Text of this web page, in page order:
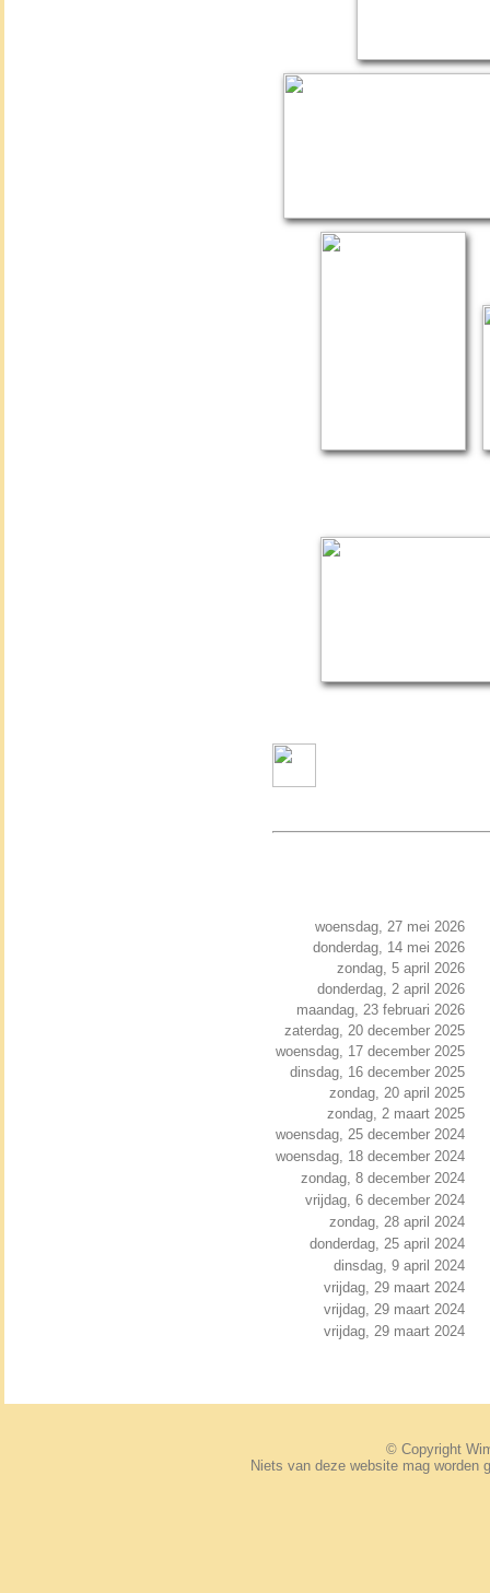
woensdag, 27 mei 2026
donderdag, 14 mei 2026
zondag, 5 april 2026
donderdag, 2 april 2026
maandag, 23 februari 2026
zaterdag, 20 december 2025
woensdag, 17 december 2025
dinsdag, 16 december 2025
zondag, 20 april 2025
zondag, 2 maart 2025
woensdag, 25 december 2024
woensdag, 18 december 2024
zondag, 8 december 2024
vrijdag, 6 december 2024
zondag, 28 april 2024
donderdag, 25 april 2024
dinsdag, 9 april 2024
vrijdag, 29 maart 2024
vrijdag, 29 maart 2024
vrijdag, 29 maart 2024
© Copyright
Niets van deze website mag worden